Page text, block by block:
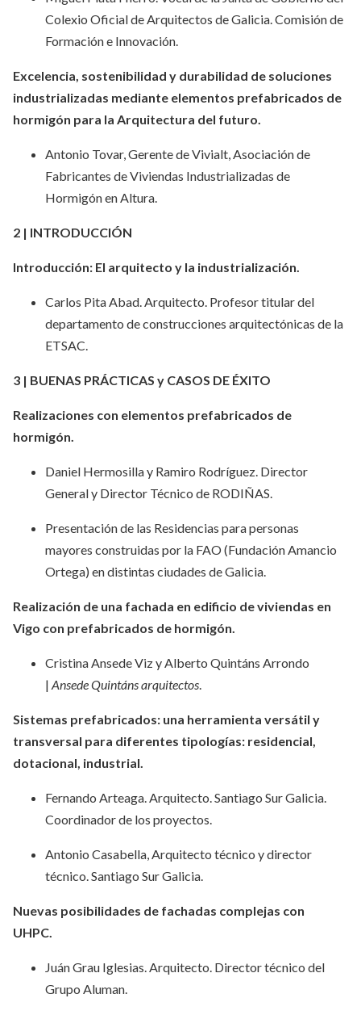
Colexio Oficial de Arquitectos de Galicia. Comisión de
Formación e Innovación.
Excelencia, sostenibilidad y durabilidad de soluciones
industrializadas mediante elementos prefabricados de
hormigón para la Arquitectura del futuro.
Antonio Tovar, Gerente de Vivialt, Asociación de
Fabricantes de Viviendas Industrializadas de
Hormigón en Altura.
2 | INTRODUCCIÓN
Introducción: El arquitecto y la industrialización.
Carlos Pita Abad. Arquitecto. Profesor titular del
departamento de construcciones arquitectónicas de la
ETSAC.
3 | BUENAS PRÁCTICAS y CASOS DE ÉXITO
Realizaciones con elementos prefabricados de
hormigón.
Daniel Hermosilla y Ramiro Rodríguez. Director
General y Director Técnico de RODIÑAS.
Presentación de las Residencias para personas
mayores construidas por la FAO (Fundación Amancio
Ortega) en distintas ciudades de Galicia.
Realización de una fachada en edificio de viviendas en
Vigo con prefabricados de hormigón.
Cristina Ansede Viz y Alberto Quintáns Arrondo
| Ansede Quintáns arquitectos.
Sistemas prefabricados: una herramienta versátil y
transversal para diferentes tipologías: residencial,
dotacional, industrial.
Fernando Arteaga. Arquitecto. Santiago Sur Galicia.
Coordinador de los proyectos.
Antonio Casabella, Arquitecto técnico y director
técnico. Santiago Sur Galicia.
Nuevas posibilidades de fachadas complejas con
UHPC.
Juán Grau Iglesias. Arquitecto. Director técnico del
Grupo Aluman.